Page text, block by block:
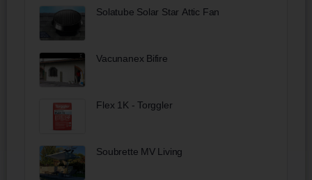
Solatube Solar Star Attic Fan
Vacunanex Bifire
Flex 1K - Torggler
Soubrette MV Living